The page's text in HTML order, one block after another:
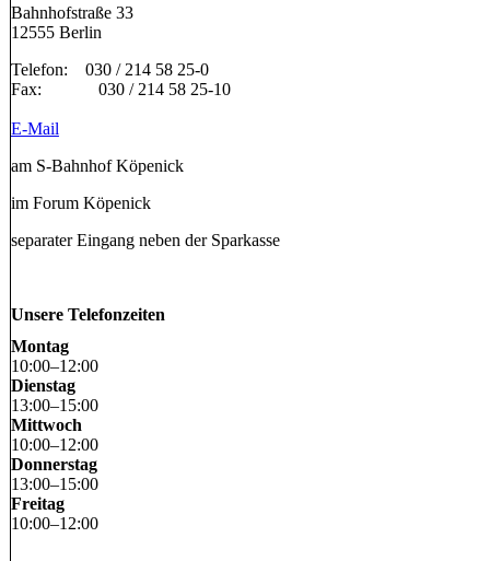
Bahnhofstraße 33
12555 Berlin
Telefon: 030 / 214 58 25-0
Fax: 030 / 214 58 25-10
E-Mail
am S-Bahnhof Köpenick
im Forum Köpenick
separater Eingang neben der Sparkasse
Unsere Telefonzeiten
Montag
10:00–12:00
Dienstag
13:00–15:00
Mittwoch
10:00–12:00
Donnerstag
13:00–15:00
Freitag
10:00–12:00